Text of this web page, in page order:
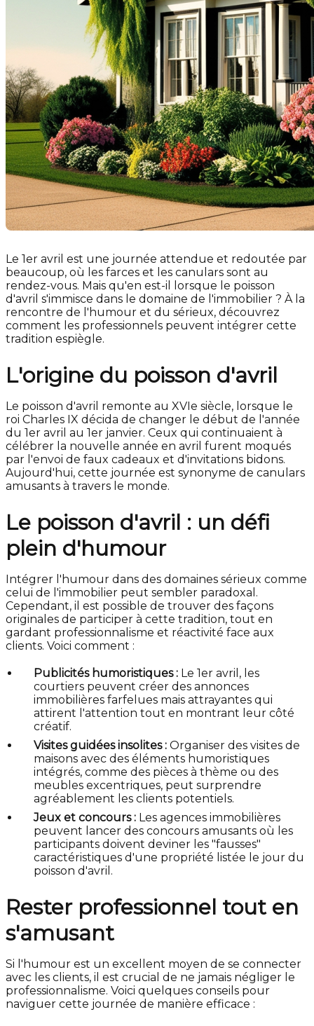
Le 1er avril est une journée attendue et redoutée par
beaucoup, où les farces et les canulars sont au
rendez-vous. Mais qu'en est-il lorsque le poisson
d'avril s'immisce dans le domaine de l'immobilier ? À la
rencontre de l'humour et du sérieux, découvrez
comment les professionnels peuvent intégrer cette
tradition espiègle.
L'origine du poisson d'avril
Le poisson d'avril remonte au XVIe siècle, lorsque le
roi Charles IX décida de changer le début de l'année
du 1er avril au 1er janvier. Ceux qui continuaient à
célébrer la nouvelle année en avril furent moqués
par l'envoi de faux cadeaux et d'invitations bidons.
Aujourd'hui, cette journée est synonyme de canulars
amusants à travers le monde.
Le poisson d'avril : un défi
plein d'humour
Intégrer l'humour dans des domaines sérieux comme
celui de l'immobilier peut sembler paradoxal.
Cependant, il est possible de trouver des façons
originales de participer à cette tradition, tout en
gardant professionnalisme et réactivité face aux
clients. Voici comment :
Publicités humoristiques : Le 1er avril, les
courtiers peuvent créer des annonces
immobilières farfelues mais attrayantes qui
attirent l'attention tout en montrant leur côté
créatif.
Visites guidées insolites : Organiser des visites de
maisons avec des éléments humoristiques
intégrés, comme des pièces à thème ou des
meubles excentriques, peut surprendre
agréablement les clients potentiels.
Jeux et concours : Les agences immobilières
peuvent lancer des concours amusants où les
participants doivent deviner les "fausses"
caractéristiques d'une propriété listée le jour du
poisson d'avril.
Rester professionnel tout en
s'amusant
Si l'humour est un excellent moyen de se connecter
avec les clients, il est crucial de ne jamais négliger le
professionnalisme. Voici quelques conseils pour
naviguer cette journée de manière efficace :